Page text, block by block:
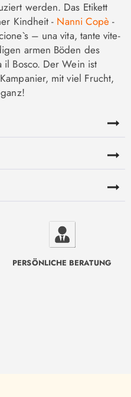
werden. Das Etikett
Kindheit - Nanni Copè -
– una vita, tante vite-
armen Böden des
Bosco. Der Wein ist
mit viel Frucht,
PERSÖNLICHE BERATUNG